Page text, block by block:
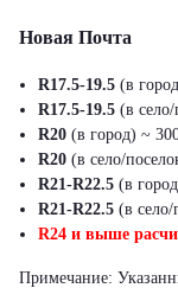
Новая Почта
R17.5-19.5 (в
R17.5-19.5 (в
R20 (в город) ~
R20 (в село/
R21-R22.5 (в
R21-R22.5 (в село/
R24 и выше
Примечание: